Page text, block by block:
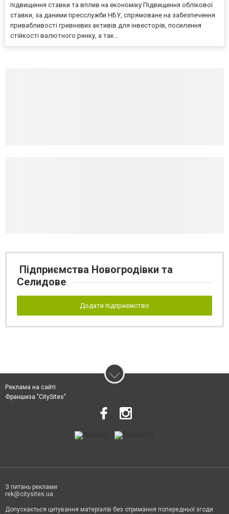
підвищення ставки та вплив на економіку Підвищення облікової
ставки, за даними пресслужби НБУ, спрямоване на забезпечення
привабливості гривневих активів для інвесторів, посилення
стійкості валютного ринку, а так...
Підприємства Новогродівки та
Селидове
Додати підприємство
Реклама на сайті
Франшиза "CitySites"
З питань реклами
rek@citysites.ua
Допускається цитування матеріалів без отримання попередньої згоди